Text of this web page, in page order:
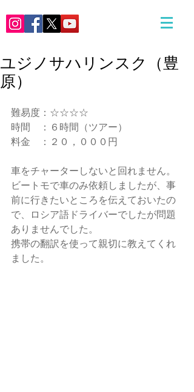
ユジノサハリンスク（豊
原）
難易度：☆☆☆☆
時間　：６時間（ツアー）
料金　：２０，０００円
車をチャーターしないと回れません。
ビートモで車のみ依頼しましたが、事
前に行きたいところを伝えておいたの
で、ロシア語ドライバーでしたが問題
ありませんでした。
携帯の翻訳を使って親切に教えてくれ
ました。